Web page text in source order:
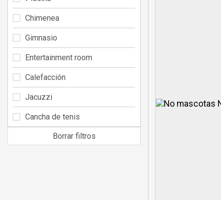
Chimenea
Gimnasio
Entertainment room
Calefacción
Jacuzzi
Cancha de tenis
Borrar filtros